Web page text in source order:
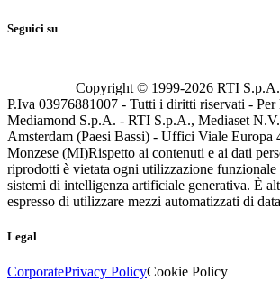
Seguici su
Copyright © 1999-2026 RTI
P.Iva 03976881007 - Tutti i diritti riservati - Per
Mediamond S.p.A. - RTI S.p.A., Mediaset
Amsterdam (Paesi Bassi) - Uffici Viale Europa
Monzese (MI)Rispetto ai contenuti e ai dati
riprodotti è vietata ogni utilizzazione funzionale
sistemi di intelligenza artificiale generativa. È
espresso di utilizzare mezzi automatizzati di
Legal
CorporatePrivacy PolicyCookie Policy